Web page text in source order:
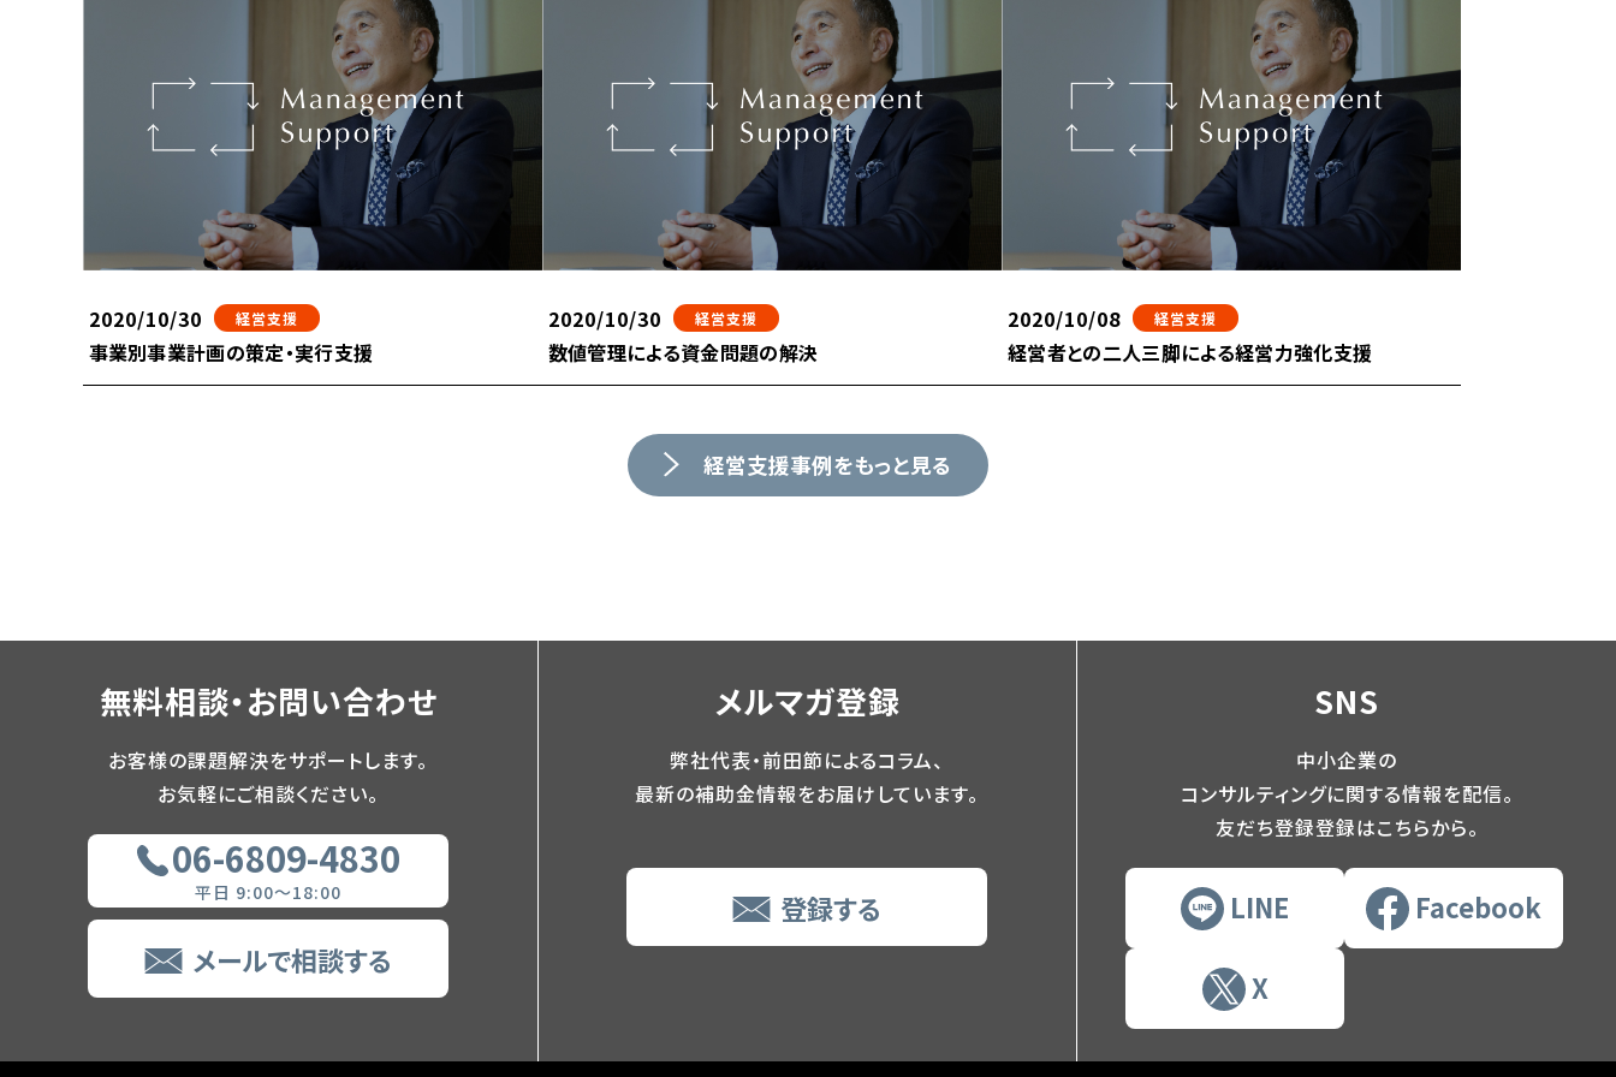
2020/10/30 経営支援
事業別事業計画の策定・実行支援
2020/10/30 経営支援
数値管理による資金問題の解決
2020/10/08 経営支援
経営者との二人三脚による経営力強化支援
経営支援事例をもっと見る
無料相談・お問い合わせ
お客様の課題解決をサポートします。
お気軽にご相談ください。
06-6809-4830
平日 9:00～18:00
メールで相談する
メルマガ登録
弊社代表・前田節によるコラム、
最新の補助金情報をお届けしています。
登録する
SNS
中小企業の
コンサルティングに関する情報を配信。
友だち登録登録はこちらから。
LINE Facebook
X